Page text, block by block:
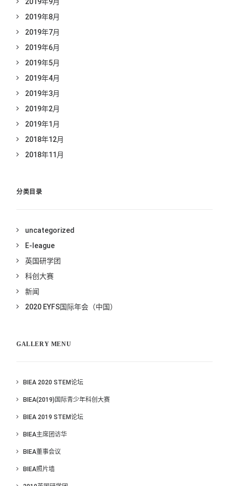
2019年8月
2019年7月
2019年6月
2019年5月
2019年4月
2019年3月
2019年2月
2019年1月
2018年12月
2018年11月
分类目录
uncategorized
E-league
英国研学团
科创大赛
新闻
2020 EYFS国际年会（中国）
GALLERY MENU
BIEA 2020 STEM论坛
BIEA(2019)国际青少年科创大赛
BIEA 2019 STEM论坛
BIEA主席团访华
BIEA董事会议
BIEA照片墙